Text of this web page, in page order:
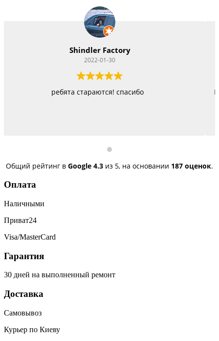
Vitacom Xpert
Работают как черти, стараются изо всех сил,
Общий рейтинг в Google 4.3 из 5, на основании 187 оценок.
Оплата
Наличными
Приват24
Visa/MasterCard
Гарантия
30 дней на выполненный ремонт
Доставка
Самовывоз
Курьер по Киеву